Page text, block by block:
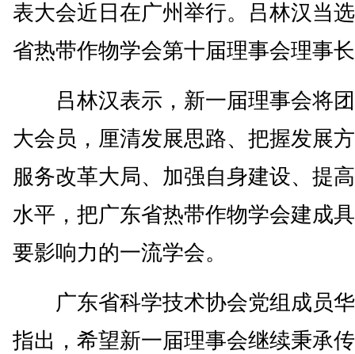
表大会近日在广州举行。吕林汉当
省热带作物学会第十届理事会理事
吕林汉表示，新一届理事会将
大会员，厘清发展思路、把握发展
服务改革大局、加强自身建设、提
水平，把广东省热带作物学会建成
要影响力的一流学会。
广东省科学技术协会党组成员
指出，希望新一届理事会继续秉承